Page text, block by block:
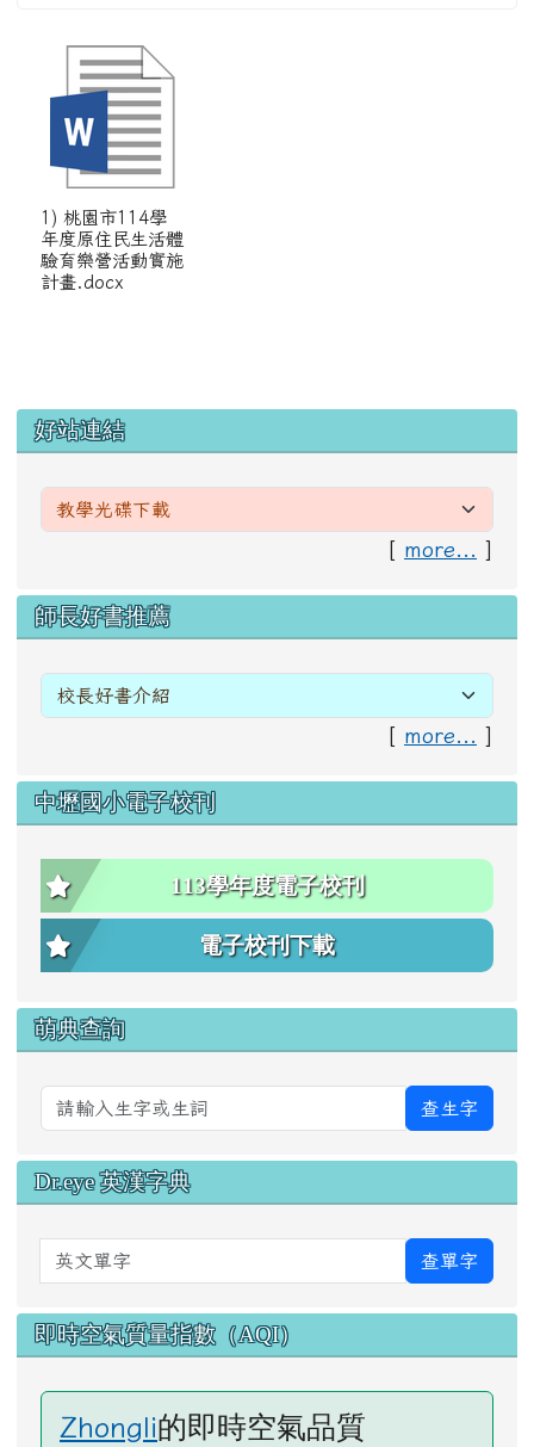
1) 桃園市114學
年度原住民生活體
驗育樂營活動實施
計畫.docx
左邊區域內容
好站連結
[ more... ]
右邊區域內容
師長好書推薦
[ more... ]
中壢國小電子校刊
113學年度電子校刊
電子校刊下載
萌典查詢
查生字
Dr.eye 英漢字典
英文單字 查單字
即時空氣質量指數（AQI）
Zhongli的即時空氣品質